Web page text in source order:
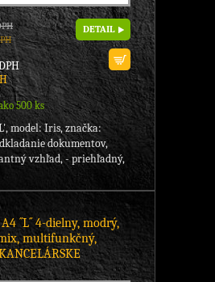
500 ks
DETAIL
model: Iris, značka:
dokumentov,
vzhľad, - priehľadný,
´´L´´ 4-dielny, modrý,
multifunkčný,